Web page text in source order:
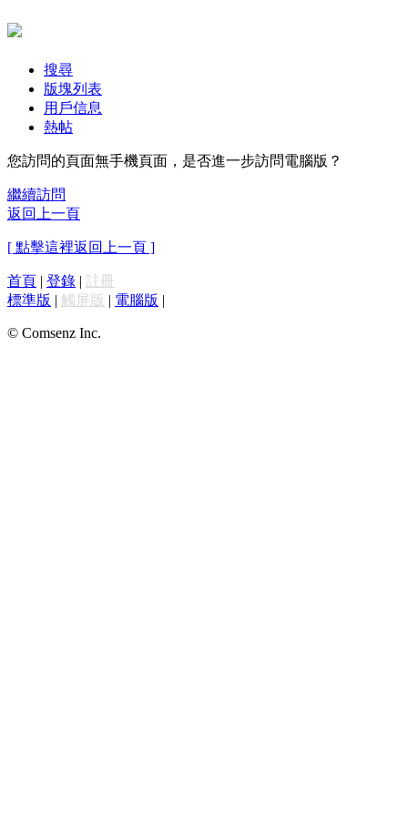
搜尋
版塊列表
用戶信息
熱帖
您訪問的頁面無手機頁面，是否進一步訪問電腦版？
繼續訪問
返回上一頁
[ 點擊這裡返回上一頁 ]
首頁 | 登錄 | 註冊
標準版 | 觸屏版 | 電腦版 |
© Comsenz Inc.